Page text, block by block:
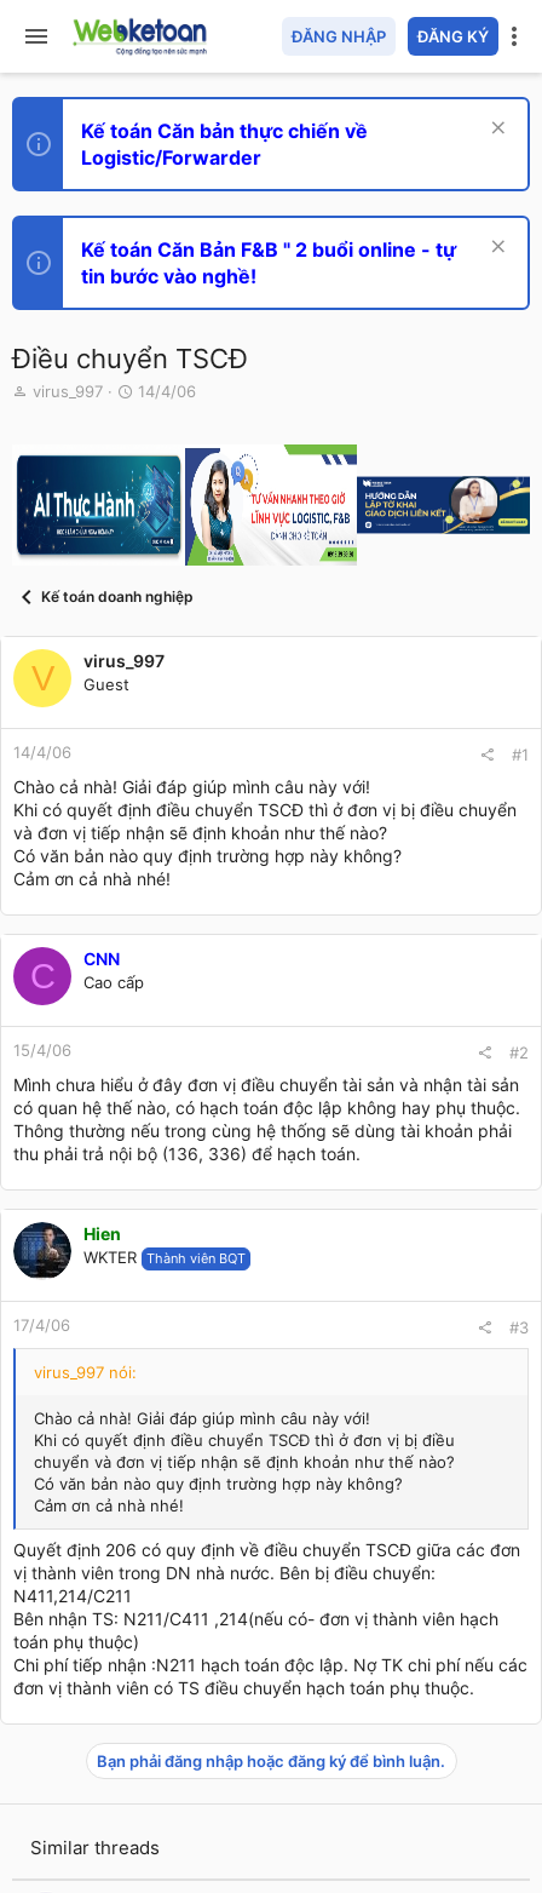
ĐĂNG NHẬP ĐĂNG KÝ
Kế toán Căn bản thực chiến về
Logistic/Forwarder
Kế toán Căn Bản F&B " 2 buổi online - tự
tin bước vào nghề!
Điều chuyển TSCĐ
T
e
a
d
s
a
r
virus_997
N
y
g
ử
i
14/4/06
Kế toán doanh nghiệp
V virus_997
Guest
14/4/06 #1
Chào cả nhà! Giải đáp giúp mình câu này với!
Khi có quyết định điều chuyển TSCĐ thì ở đơn vị bị điều chuyển
và đơn vị tiếp nhận sẽ định khoản như thế nào?
Có văn bản nào quy định trường hợp này không?
Cảm ơn cả nhà nhé!
C CNN
Cao cấp
15/4/06 #2
Mình chưa hiểu ở đây đơn vị điều chuyển tài sản và nhận tài sản
có quan hệ thế nào, có hạch toán độc lập không hay phụ thuộc.
Thông thường nếu trong cùng hệ thống sẽ dùng tài khoản phải
thu phải trả nội bộ (136, 336) để hạch toán.
Hien
WKTER Thành viên BQT
17/4/06 #3
virus_997 nói:
Chào cả nhà! Giải đáp giúp mình câu này với!
Khi có quyết định điều chuyển TSCĐ thì ở đơn vị bị điều
chuyển và đơn vị tiếp nhận sẽ định khoản như thế nào?
Có văn bản nào quy định trường hợp này không?
Cảm ơn cả nhà nhé!
Quyết định 206 có quy định về điều chuyển TSCĐ giữa các đơn
vị thành viên trong DN nhà nước. Bên bị điều chuyển:
N411,214/C211
Bên nhận TS: N211/C411 ,214(nếu có- đơn vị thành viên hạch
toán phụ thuộc)
Chi phí tiếp nhận :N211 hạch toán độc lập. Nợ TK chi phí nếu các
đơn vị thành viên có TS điều chuyển hạch toán phụ thuộc.
Bạn phải đăng nhập hoặc đăng ký để bình luận.
Similar threads